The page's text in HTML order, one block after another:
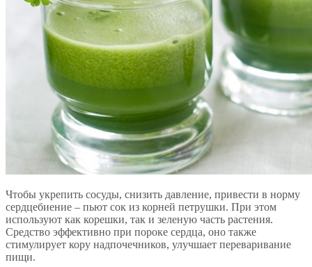
Чтобы укрепить сосуды, снизить давление, привести в норму
сердцебиение – пьют сок из корней петрушки. При этом
используют как корешки, так и зеленую часть растения.
Средство эффективно при пороке сердца, оно также
стимулирует кору надпочечников, улучшает переваривание
пищи.